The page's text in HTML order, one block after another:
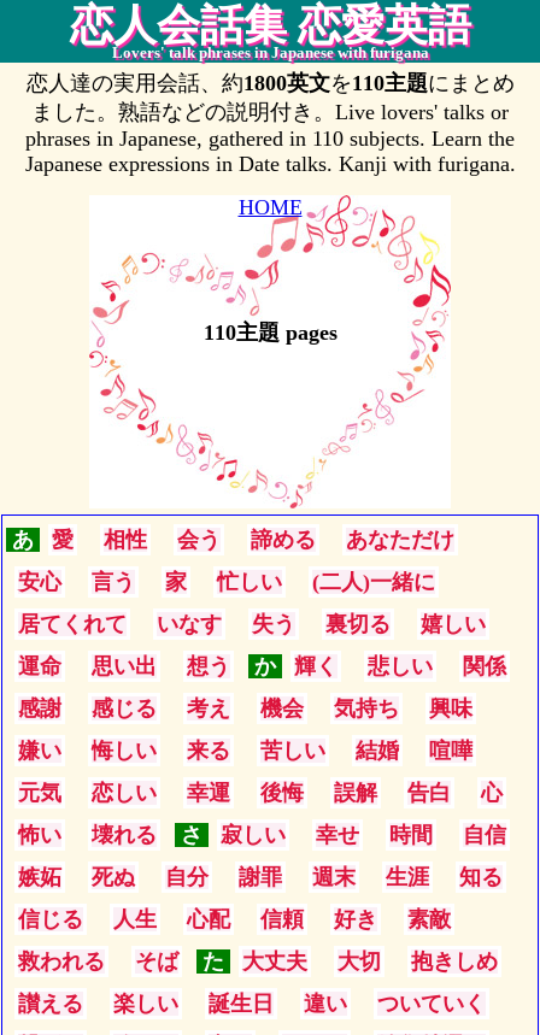
恋人会話集 恋愛英語
Lovers' talk phrases in Japanese with furigana
恋人達の実用会話、約1800英文を110主題にまとめ
ました。熟語などの説明付き。Live lovers' talks or
phrases in Japanese, gathered in 110 subjects. Learn the
Japanese expressions in Date talks. Kanji with furigana.
HOME
110主題 pages
あ 愛 相性 会う 諦める
あなただけ
安心
言う 家 忙しい
(二人)一緒に
居てくれて
いなす 失う 裏切る
嬉しい
運命
思い出 想う か 輝く 悲しい
関係
感謝
感じる 考え 機会 気持ち
興味
嫌い
悔しい 来る 苦しい 結婚
喧嘩
元気
恋しい 幸運 後悔 誤解 告白
心
怖い
壊れる さ 寂しい 幸せ 時間
自信
嫉妬
死ぬ 自分 謝罪 週末 生涯
知る
信じる
人生 心配 信頼 好き
素敵
救われる
そば た 大丈夫 大切
抱きしめ
讃える
楽しい 誕生日 違い
ついていく